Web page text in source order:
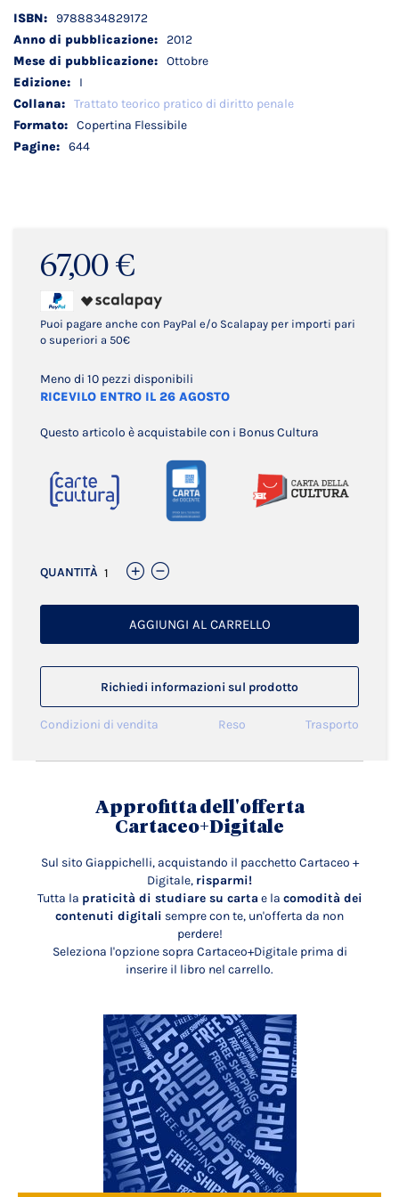
67,00 €
Puoi pagare anche con PayPal e/o Scalapay per importi pari
o superiori a 50€
Meno di 10 pezzi disponibili
RICEVILO ENTRO IL 26 AGOSTO
Questo articolo è acquistabile con i Bonus Cultura
QUANTITÀ
AGGIUNGI AL CARRELLO
Richiedi informazioni sul prodotto
Condizioni di vendita Reso Trasporto
Dettagli
tecnici
9788834829172
2012
Ottobre
I
Trattato teorico pratico di diritto penale
Copertina Flessibile
644
Approfitta dell'offerta
Cartaceo+Digitale
Sul sito Giappichelli, acquistando il pacchetto Cartaceo +
Digitale, risparmi!
Tutta la praticità di studiare su carta e la comodità dei
contenuti digitali sempre con te, un'offerta da non
perdere!
Seleziona l'opzione sopra Cartaceo+Digitale prima di
inserire il libro nel carrello.